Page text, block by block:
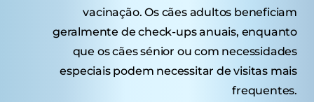
vacinação. Os cães adultos beneficiam
geralmente de check-ups anuais, enquanto
que os cães sénior ou com necessidades
especiais podem necessitar de visitas mais
frequentes.